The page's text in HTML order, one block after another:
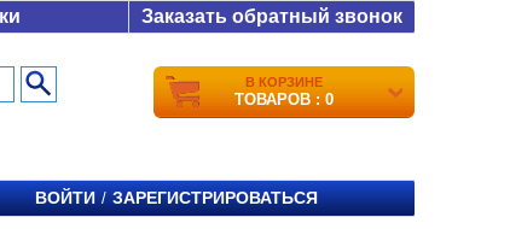
Заказать обратный звонок
В КОРЗИНЕ
ТОВАРОВ : 0
ВОЙТИ / ЗАРЕГИСТРИРОВАТЬСЯ